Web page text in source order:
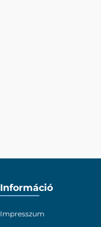
Információ
Impresszum